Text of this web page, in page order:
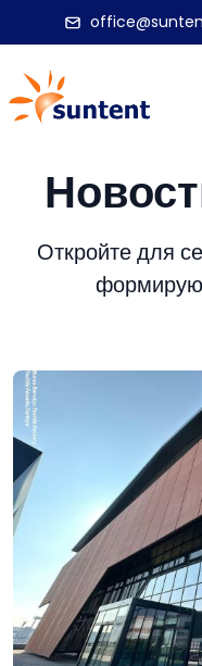
Откройте для